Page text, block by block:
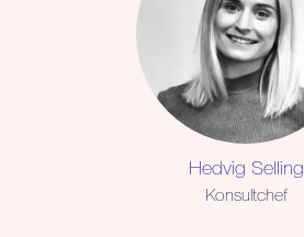
Hedvig Selling
Konsultchef